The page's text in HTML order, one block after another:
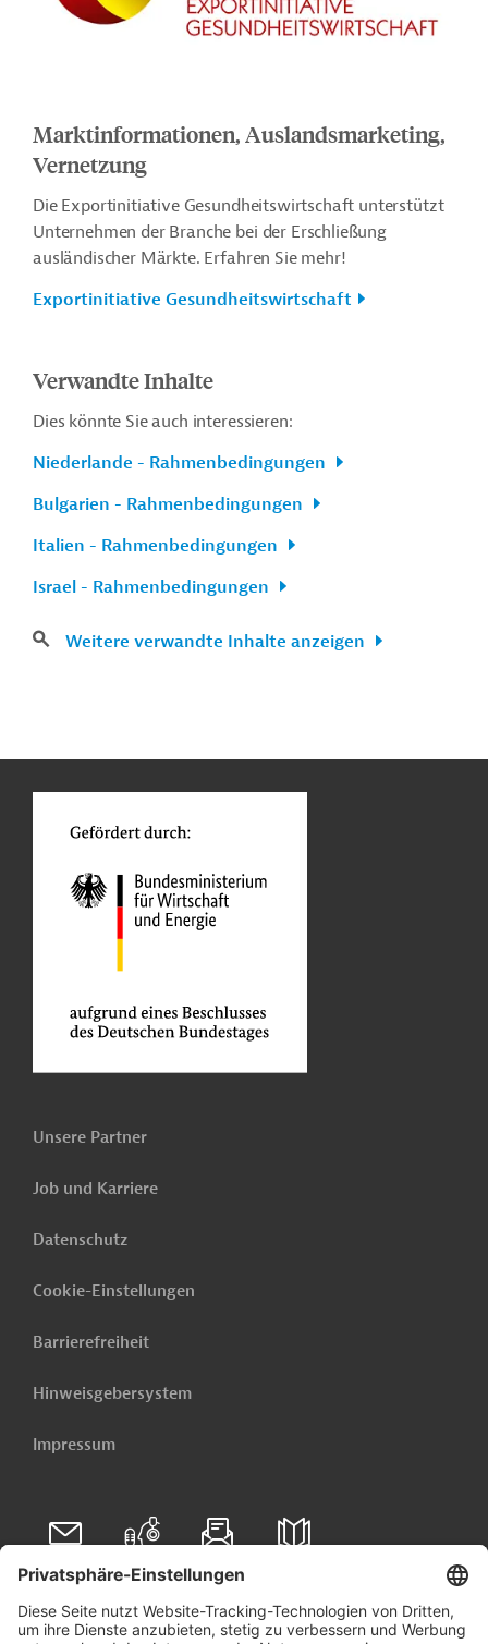
Marktinformationen, Auslandsmarketing,
Vernetzung
Die Exportinitiative Gesundheitswirtschaft unterstützt
Unternehmen der Branche bei der Erschließung
ausländischer Märkte. Erfahren Sie mehr!
Exportinitiative Gesundheitswirtschaft
Verwandte Inhalte
Dies könnte Sie auch interessieren:
Niederlande - Rahmenbedingungen
Bulgarien - Rahmenbedingungen
Italien - Rahmenbedingungen
Israel - Rahmenbedingungen
Weitere verwandte Inhalte anzeigen
Unsere Partner
Job und Karriere
Datenschutz
Cookie-Einstellungen
Barrierefreiheit
Hinweisgebersystem
Impressum
Folgen Sie uns auf